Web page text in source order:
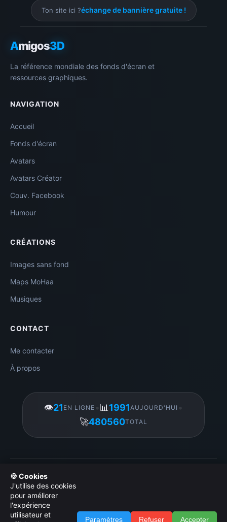
🍪 Cookies
J'utilise des cookies
pour améliorer
l'expérience
utilisateur et
Paramètres Refuser Accepter
Ton site ici ?échange de bannière gratuite !
Amigos3D
La référence mondiale des fonds d'écran et
ressources graphiques.
NAVIGATION
Accueil
Fonds d'écran
Avatars
Avatars Créator
Couv. Facebook
Humour
CRÉATIONS
Images sans fond
Maps MoHaa
Musiques
CONTACT
Me contacter
À propos
👁️21 EN LIGNE 📊 1991AUJOURD'HUI
🚀480560TOTAL
Gérer mes cookies
|
Licence d utilisation des images